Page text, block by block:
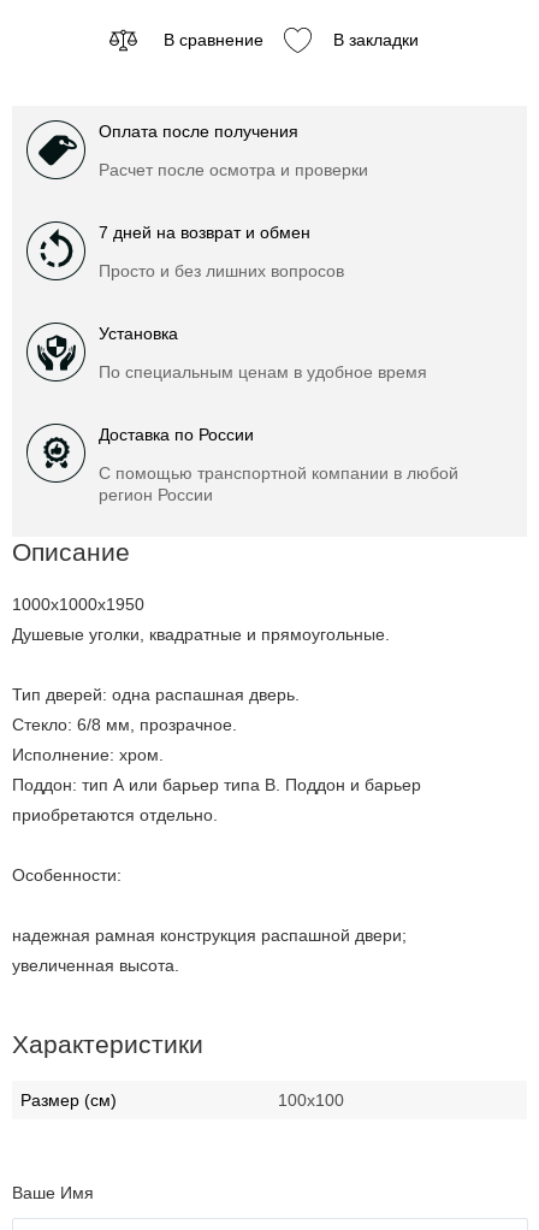
В сравнение В закладки
Оплата после получения
Расчет после осмотра и проверки
7 дней на возврат и обмен
Просто и без лишних вопросов
Установка
По специальным ценам в удобное время
Доставка по России
С помощью транспортной компании в любой
регион России
Описание
1000x1000x1950
Душевые уголки, квадратные и прямоугольные.
Тип дверей: одна распашная дверь.
Стекло: 6/8 мм, прозрачное.
Исполнение: хром.
Поддон: тип А или барьер типа В. Поддон и барьер
приобретаются отдельно.
Особенности:
надежная рамная конструкция распашной двери;
увеличенная высота.
Характеристики
Размер (см) 100х100
Ваше Имя